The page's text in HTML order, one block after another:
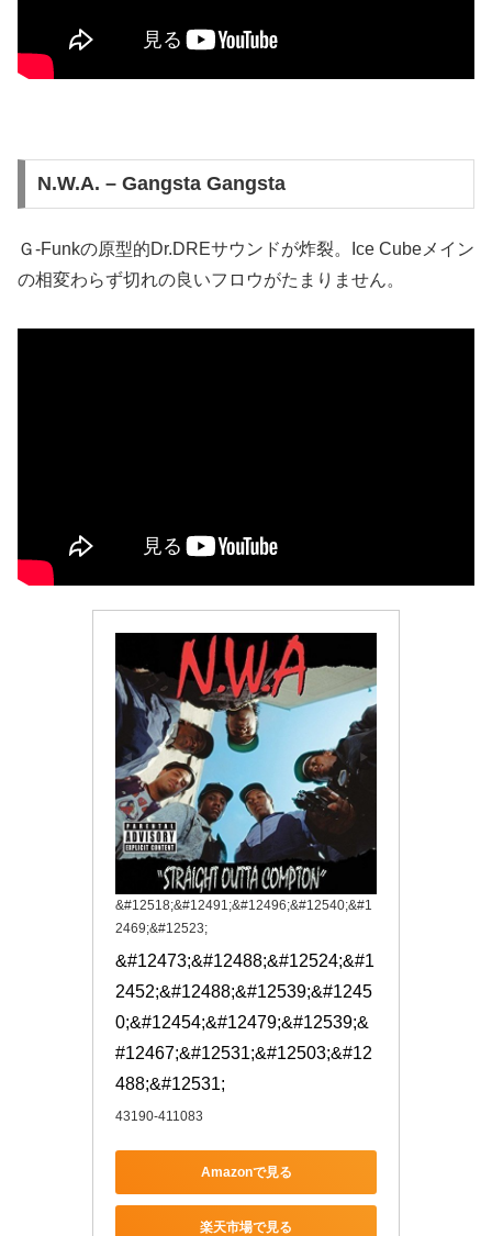
N.W.A. – Gangsta Gangsta
Ｇ-Funkの原型的Dr.DREサウンドが炸裂。Ice Cubeメイン
の相変わらず切れの良いフロウがたまりません。
&#12518;&#12491;&#12496;&#12540;&#1
2469;&#12523;
&#12473;&#12488;&#12524;&#1
2452;&#12488;&#12539;&#1245
0;&#12454;&#12479;&#12539;&
#12467;&#12531;&#12503;&#12
488;&#12531;
43190-411083
Amazonで見る
楽天市場で見る